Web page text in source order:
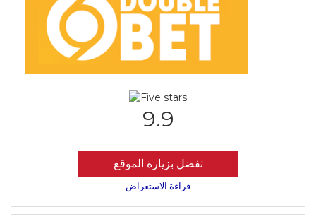
9.9
تفضل بزيارة الموقع
قراءة الاستعراض